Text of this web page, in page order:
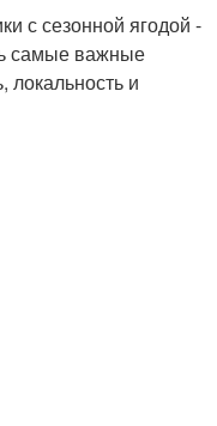
с сезонной ягодой -
самые важные
и